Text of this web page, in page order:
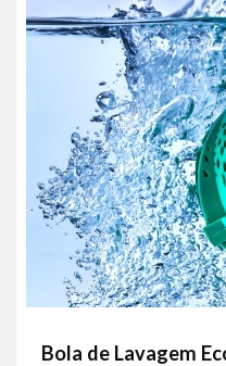
Bola de Lavagem